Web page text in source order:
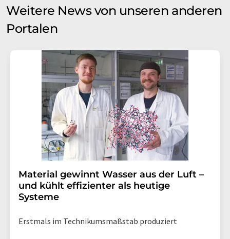
Weitere News von unseren anderen
Portalen
Material gewinnt Wasser aus der Luft –
und kühlt effizienter als heutige
Systeme
Erstmals im Technikumsmaßstab produziert